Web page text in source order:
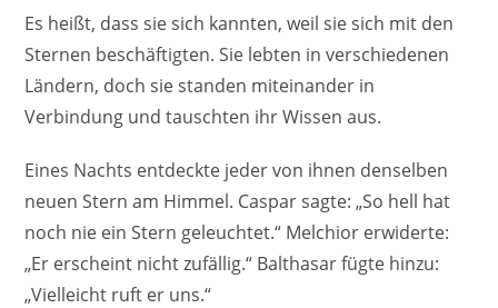
Es heißt, dass sie sich kannten, weil sie sich mit den
Sternen beschäftigten. Sie lebten in verschiedenen
Ländern, doch sie standen miteinander in
Verbindung und tauschten ihr Wissen aus.
Eines Nachts entdeckte jeder von ihnen denselben
neuen Stern am Himmel. Caspar sagte: „So hell hat
noch nie ein Stern geleuchtet.“ Melchior erwiderte:
„Er erscheint nicht zufällig.“ Balthasar fügte hinzu:
„Vielleicht ruft er uns.“